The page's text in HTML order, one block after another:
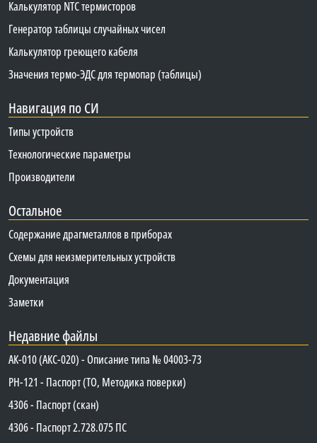
Калькулятор NTC термисторов
Генератор таблицы случайных чисел
Калькулятор греющего кабеля
Значения термо-ЭДС для термопар (таблицы)
Навигация по СИ
Типы устройств
Технологические параметры
Производители
Остальное
Содержание драгметаллов в приборах
Схемы для неизмерительных устройств
Документация
Заметки
Недавние файлы
АК-010 (АКС-020) - Описание типа № 04003-73
PH-121 - Паспорт (ТО, Методика поверки)
4306 - Паспорт (скан)
4306 - Паспорт 2.728.075 ПС